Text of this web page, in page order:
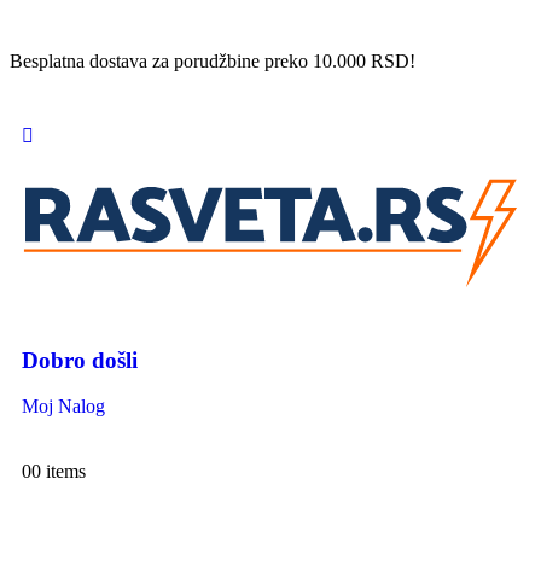
Besplatna dostava za porudžbine preko 10.000 RSD!
Dobro došli
Moj Nalog
00 items